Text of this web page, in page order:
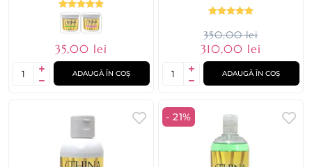
35,00 lei
ADAUGĂ ÎN COȘ
350,00 lei
310,00 lei
ADAUGĂ ÎN COȘ
- 21%